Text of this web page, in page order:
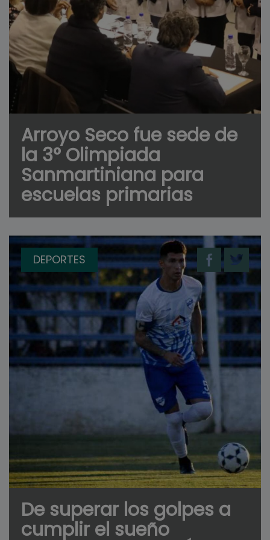
Arroyo Seco fue sede de
la 3° Olimpiada
Sanmartiniana para
escuelas primarias
DEPORTES
De superar los golpes a
cumplir el sueño